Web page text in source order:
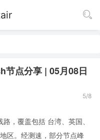
节点分享 | 05月08日
5/8
，覆盖包括 台湾、英国、
区。经测速，部分节点峰